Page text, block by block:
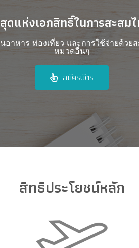
ดแห่งเอกสิทธิ์ในการสะสม
หาร ท่องเที่ยว และการใช้จ่ายด้วย
หมวดอื่นๆ
สมัครบัตร
สิทธิประโยชน์หลัก